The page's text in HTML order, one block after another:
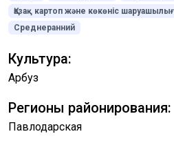
Қазақ картоп және көкөніс
Среднеранний
Культура:
Арбуз
Регионы районирования:
Павлодарская